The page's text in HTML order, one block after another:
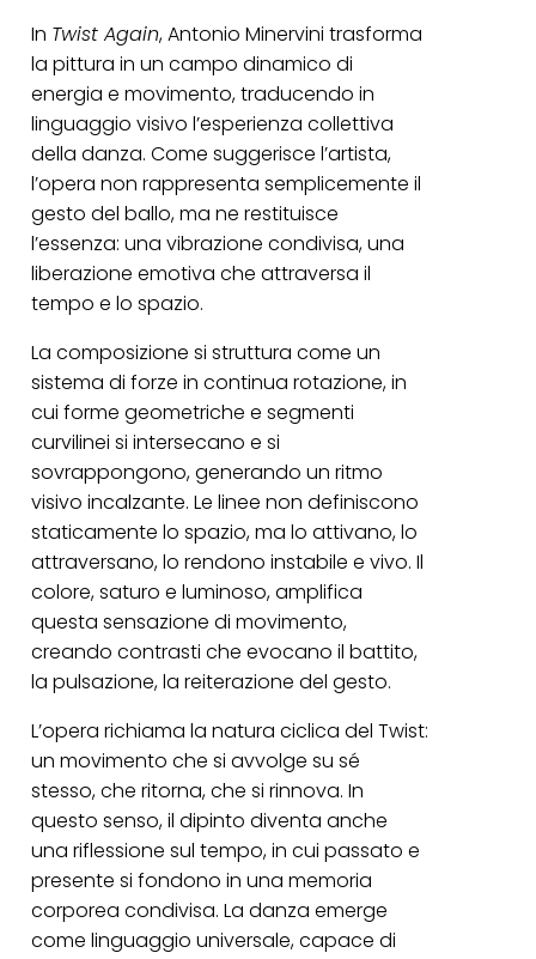
In Twist Again, Antonio Minervini trasforma
la pittura in un campo dinamico di
energia e movimento, traducendo in
linguaggio visivo l’esperienza collettiva
della danza. Come suggerisce l’artista,
l’opera non rappresenta semplicemente il
gesto del ballo, ma ne restituisce
l’essenza: una vibrazione condivisa, una
liberazione emotiva che attraversa il
tempo e lo spazio.
La composizione si struttura come un
sistema di forze in continua rotazione, in
cui forme geometriche e segmenti
curvilinei si intersecano e si
sovrappongono, generando un ritmo
visivo incalzante. Le linee non definiscono
staticamente lo spazio, ma lo attivano, lo
attraversano, lo rendono instabile e vivo. Il
colore, saturo e luminoso, amplifica
questa sensazione di movimento,
creando contrasti che evocano il battito,
la pulsazione, la reiterazione del gesto.
L’opera richiama la natura ciclica del Twist:
un movimento che si avvolge su sé
stesso, che ritorna, che si rinnova. In
questo senso, il dipinto diventa anche
una riflessione sul tempo, in cui passato e
presente si fondono in una memoria
corporea condivisa. La danza emerge
come linguaggio universale, capace di